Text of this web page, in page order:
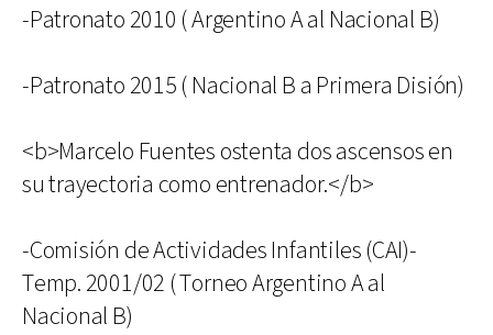
-Patronato 2010 ( Argentino A al Nacional B)
-Patronato 2015 ( Nacional B a Primera Disión)
<b>Marcelo Fuentes ostenta dos ascensos en
su trayectoria como entrenador.</b>
-Comisión de Actividades Infantiles (CAI)-
Temp. 2001/02 ( Torneo Argentino A al
Nacional B)